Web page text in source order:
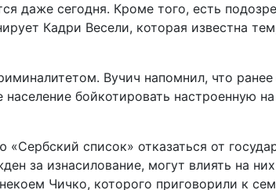
даже сегодня. Кроме того, есть
Кадри Весели, которая известна
Вучич напомнил, что
бойкотировать настроенную
список» отказаться от
за изнасилование, могут влиять на
Чичко, которого приговорили к